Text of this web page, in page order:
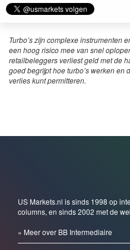
Turbo’s zijn complexe instrumenten
een hoog risico mee van snel
retailbeleggers verliest geld met de
goed begrijpt hoe turbo’s werken en
verlies kunt permitteren.
US Markets.nl is sinds 1998 op
columns, en sinds 2002 met de
» Meer over BB Intermediaire